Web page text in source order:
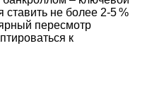
ставить не более 2‑5 %
пересмотр
к